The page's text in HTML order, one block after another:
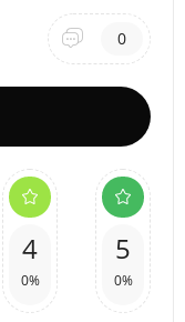
0
4
0%
5
0%